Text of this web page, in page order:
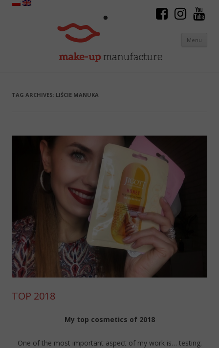
Menu
TAG ARCHIVES: LIŚCIE MANUKA
TOP 2018
My top cosmetics of 2018
One of the most important aspect of my work is… testing.